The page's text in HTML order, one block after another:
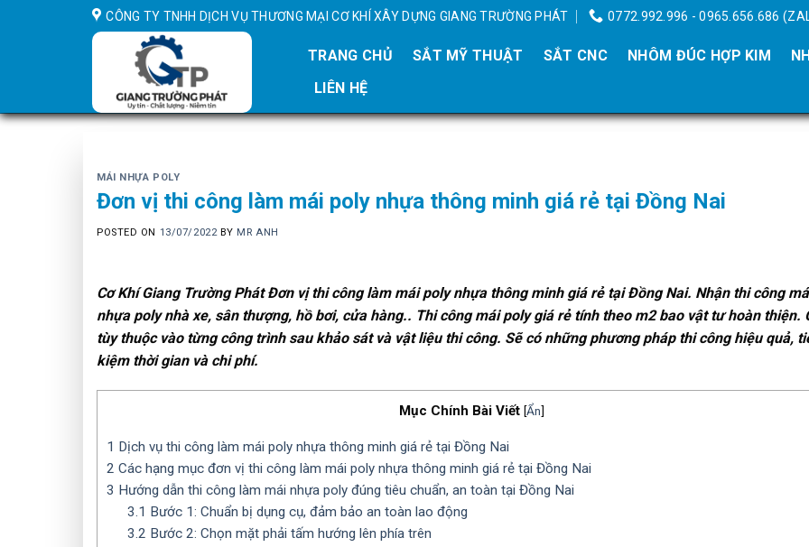
CÔNG TY TNHH DỊCH VỤ THƯƠNG MẠI CƠ KHÍ XÂY DỰNG GIANG TRƯỜNG PHÁT 0772.992.996 - 0965.656.686
TRANG CHỦ SẮT MỸ THUẬT SẮT CNC NHÔM ĐÚC HỢP KIM
LIÊN HỆ
MÁI NHỰA POLY
Đơn vị thi công làm mái poly nhựa thông minh giá rẻ tại Đồng Nai
POSTED ON 13/07/2022 BY MR ANH
Cơ Khí Giang Trường Phát Đơn vị thi công làm mái poly nhựa thông minh giá rẻ tại Đồng Nai. Nhận thi công
nhựa poly nhà xe, sân thượng, hồ bơi, cửa hàng.. Thi công mái poly giá rẻ tính theo m2 bao vật tư hoàn thiện.
tùy thuộc vào từng công trình sau khảo sát và vật liệu thi công. Sẽ có những phương pháp thi công hiệu quả,
kiệm thời gian và chi phí.
Mục Chính Bài Viết [Ẩn]
1 Dịch vụ thi công làm mái poly nhựa thông minh giá rẻ tại Đồng Nai
2 Các hạng mục đơn vị thi công làm mái poly nhựa thông minh giá rẻ tại Đồng Nai
3 Hướng dẫn thi công làm mái nhựa poly đúng tiêu chuẩn, an toàn tại Đồng Nai
3.1 Bước 1: Chuẩn bị dụng cụ, đảm bảo an toàn lao động
3.2 Bước 2: Chọn mặt phải tấm hướng lên phía trên